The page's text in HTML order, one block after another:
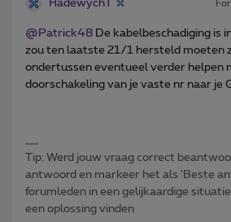
HadewychT
@Patrick48 De kabelbeschadiging is
zou ten laatste 21/1 hersteld moeten
ondertussen eventueel verder helpen
doorschakeling van je vaste nr naar je
Tip: Werd jouw vraag correct
antwoord en markeer het als 'Beste
forumleden in een gelijkaardige
een oplossing vinden